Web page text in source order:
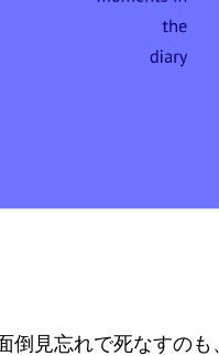
倒見忘れで死なすの